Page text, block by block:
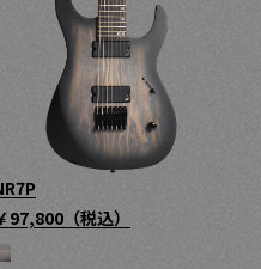
97,800 （税込）